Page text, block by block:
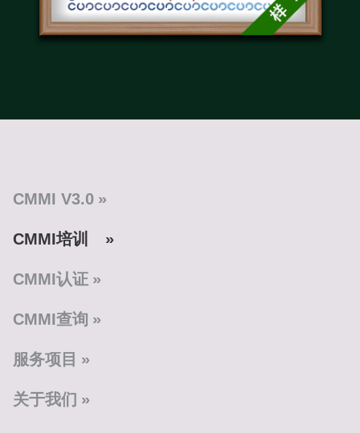
CMMI V3.0
CMMI培训
CMMI认证
CMMI查询
服务项目
关于我们